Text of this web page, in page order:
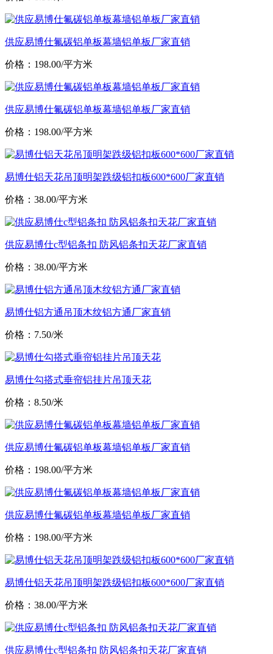
供应易博仕氟碳铝单板幕墙铝单板厂家直销
价格：198.00/平方米
供应易博仕氟碳铝单板幕墙铝单板厂家直销
价格：198.00/平方米
易博仕铝天花吊顶明架跌级铝扣板600*600厂家直销
价格：38.00/平方米
供应易博仕c型铝条扣 防风铝条扣天花厂家直销
价格：38.00/平方米
易博仕铝方通吊顶木纹铝方通厂家直销
价格：7.50/米
易博仕勾搭式垂帘铝挂片吊顶天花
价格：8.50/米
供应易博仕氟碳铝单板幕墙铝单板厂家直销
价格：198.00/平方米
供应易博仕氟碳铝单板幕墙铝单板厂家直销
价格：198.00/平方米
易博仕铝天花吊顶明架跌级铝扣板600*600厂家直销
价格：38.00/平方米
供应易博仕c型铝条扣 防风铝条扣天花厂家直销